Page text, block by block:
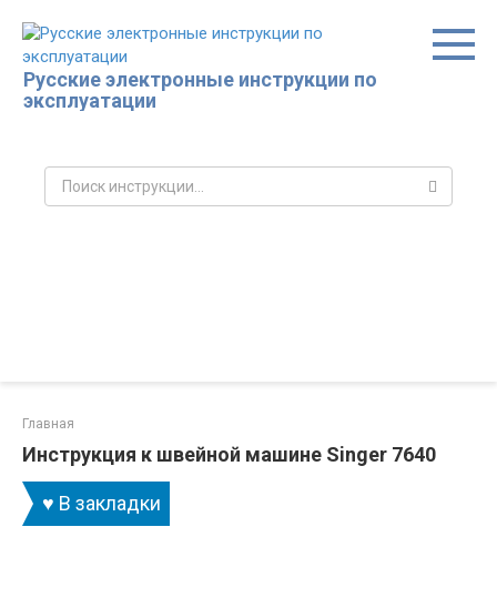
контенту
Русские электронные инструкции по
эксплуатации
Поиск:
Главная
Инструкция к швейной машине Singer 7640
♥ В закладки